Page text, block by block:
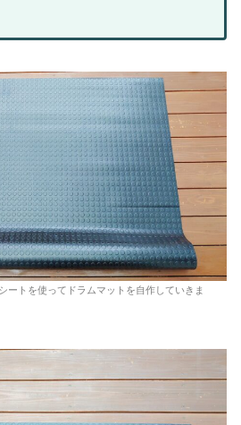
ートを使ってドラムマットを自作していきま